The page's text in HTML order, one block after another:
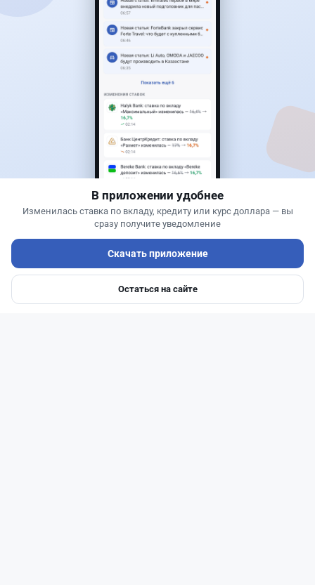
1
5 августа 2026 г., 11:54
БЦК меняет плату за счета: новые тарифы
заработают 20 августа
Ипотеки Авто
В приложении удобнее
Изменилась ставка по вкладу, кредиту или курс доллара — вы
сразу получите уведомление
Скачать приложение
Остаться на сайте